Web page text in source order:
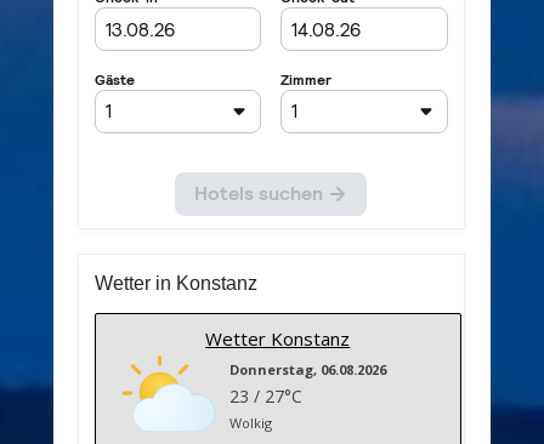
Wetter in Konstanz
Wetter Konstanz
Donnerstag, 06.08.2026
23 / 27°C
Wolkig